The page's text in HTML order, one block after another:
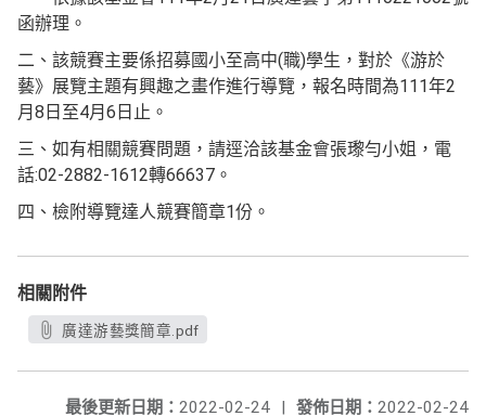
函辦理。
二、該競賽主要係招募國小至高中(職)學生，對於《游於
藝》展覽主題有興趣之畫作進行導覽，報名時間為111年2
月8日至4月6日止。
三、如有相關競賽問題，請逕洽該基金會張瓈勻小姐，電
話:02-2882-1612轉66637。
四、檢附導覽達人競賽簡章1份。
相關附件
廣達游藝獎簡章.pdf
發佈日期： 2022-02-24
最後更新日期： 2022-02-24 |